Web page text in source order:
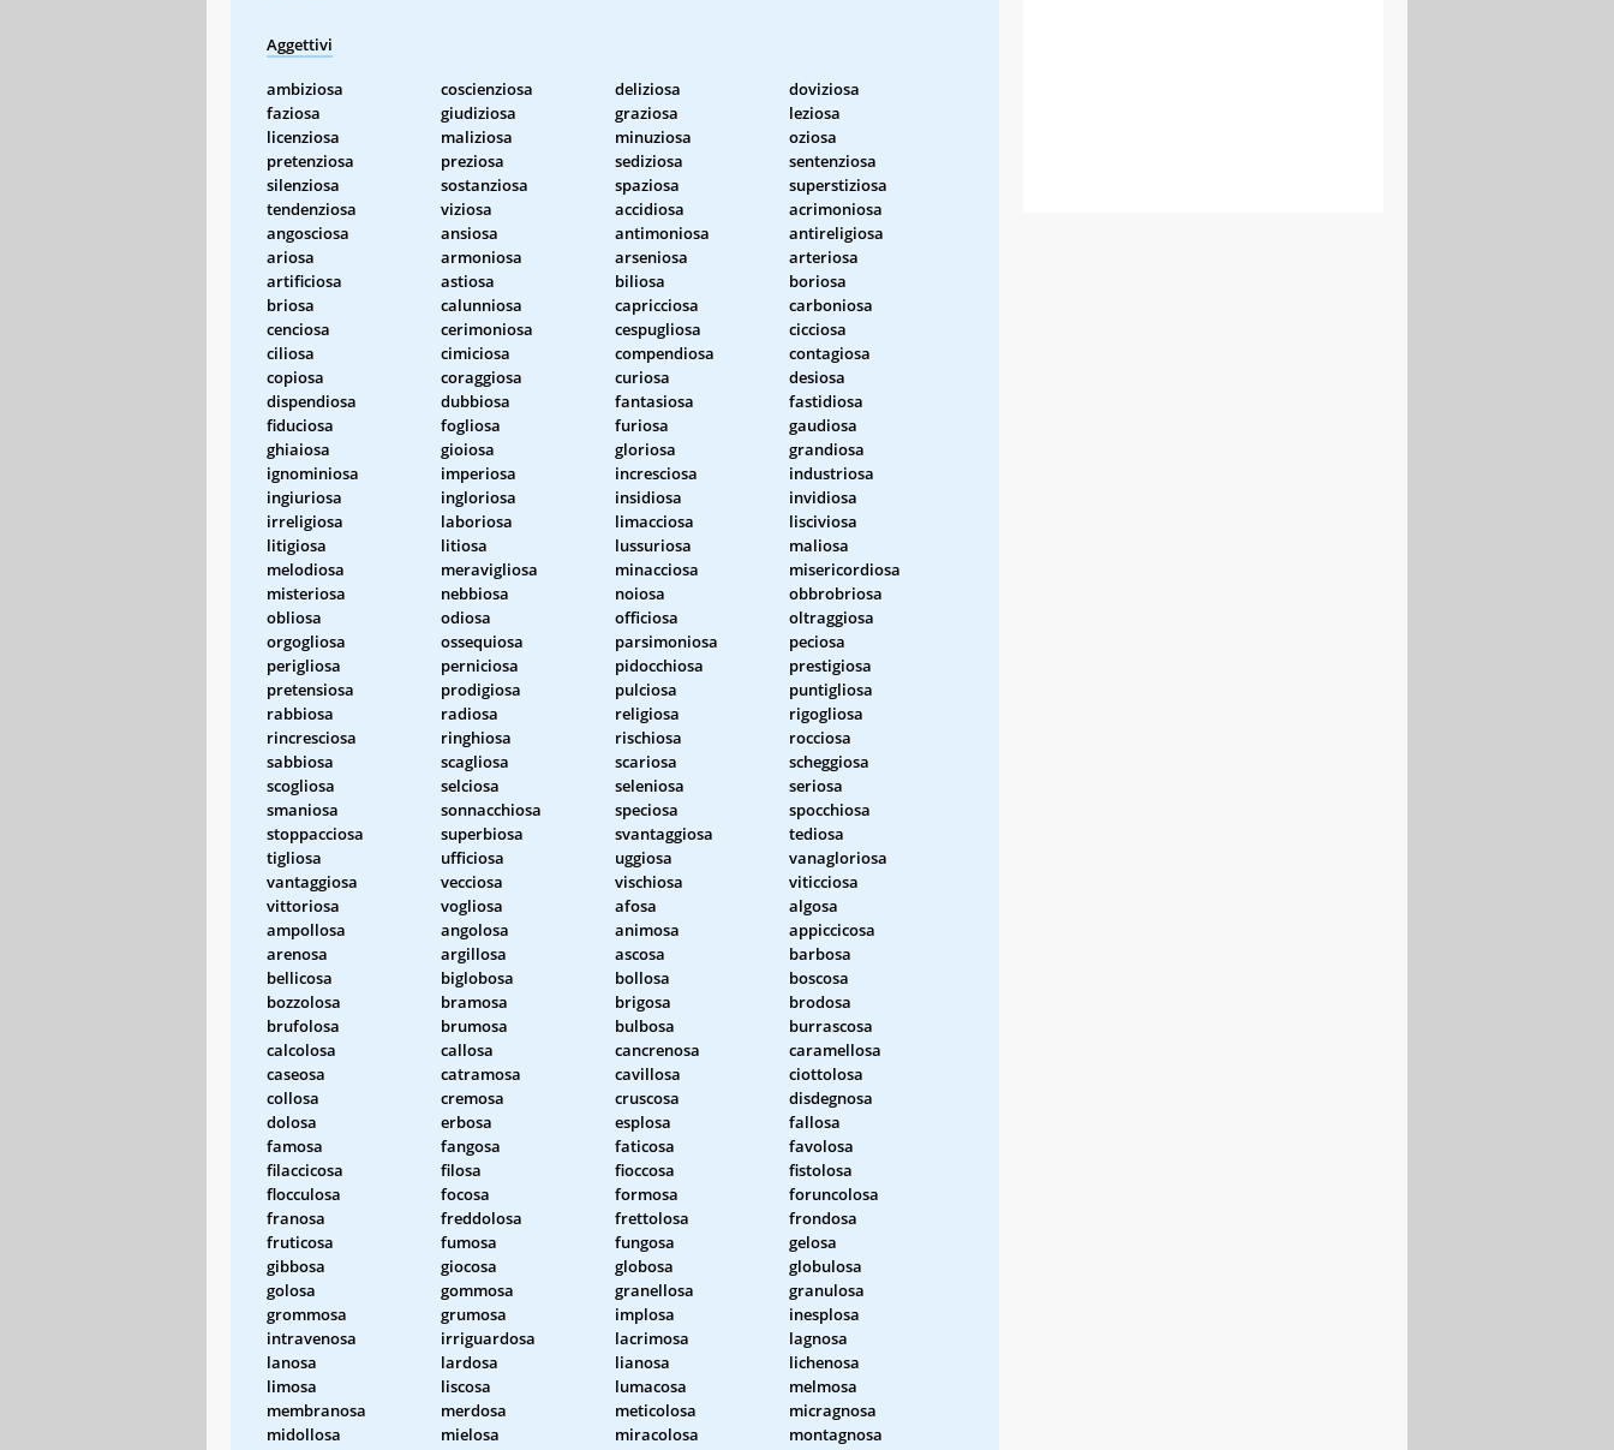
Aggettivi
ambiziosa coscienziosa deliziosa
doviziosa
faziosa
giudiziosa graziosa
leziosa
licenziosa
maliziosa minuziosa
oziosa
pretenziosa
preziosa sediziosa
sentenziosa
silenziosa
sostanziosa spaziosa
superstiziosa
tendenziosa
viziosa accidiosa
acrimoniosa
angosciosa
ansiosa antimoniosa
antireligiosa
ariosa
armoniosa arseniosa
arteriosa
artificiosa
astiosa biliosa
boriosa
briosa
calunniosa capricciosa
carboniosa
cenciosa
cerimoniosa cespugliosa
cicciosa
ciliosa
cimiciosa compendiosa
contagiosa
copiosa
coraggiosa curiosa
desiosa
dispendiosa
dubbiosa fantasiosa
fastidiosa
fiduciosa
fogliosa furiosa
gaudiosa
ghiaiosa
gioiosa gloriosa
grandiosa
ignominiosa
imperiosa incresciosa
industriosa
ingiuriosa
ingloriosa insidiosa
invidiosa
irreligiosa
laboriosa limacciosa
lisciviosa
litigiosa
litiosa lussuriosa
maliosa
melodiosa
meravigliosa minacciosa
misericordiosa
misteriosa
nebbiosa noiosa
obbrobriosa
obliosa
odiosa officiosa
oltraggiosa
orgogliosa
ossequiosa parsimoniosa
peciosa
perigliosa
perniciosa pidocchiosa
prestigiosa
pretensiosa
prodigiosa pulciosa
puntigliosa
rabbiosa
radiosa religiosa
rigogliosa
rincresciosa
ringhiosa rischiosa
rocciosa
sabbiosa
scagliosa scariosa
scheggiosa
scogliosa
selciosa seleniosa
seriosa
smaniosa
sonnacchiosa speciosa
spocchiosa
stoppacciosa
superbiosa svantaggiosa
tediosa
tigliosa
ufficiosa uggiosa
vanagloriosa
vantaggiosa
vecciosa vischiosa
viticciosa
vittoriosa
vogliosa afosa
algosa
ampollosa
angolosa animosa
appiccicosa
arenosa
argillosa ascosa
barbosa
bellicosa
biglobosa bollosa
boscosa
bozzolosa
bramosa brigosa
brodosa
brufolosa
brumosa bulbosa
burrascosa
calcolosa
callosa cancrenosa
caramellosa
caseosa
catramosa cavillosa
ciottolosa
collosa
cremosa cruscosa
disdegnosa
dolosa
erbosa esplosa
fallosa
famosa
fangosa faticosa
favolosa
filaccicosa
filosa fioccosa
fistolosa
flocculosa
focosa formosa
foruncolosa
franosa
freddolosa frettolosa
frondosa
fruticosa
fumosa fungosa
gelosa
gibbosa
giocosa globosa
globulosa
golosa
gommosa granellosa
granulosa
grommosa
grumosa implosa
inesplosa
intravenosa
irriguardosa lacrimosa
lagnosa
lanosa
lardosa lianosa
lichenosa
limosa
liscosa lumacosa
melmosa
membranosa
merdosa meticolosa
micragnosa
midollosa
mielosa miracolosa
montagnosa